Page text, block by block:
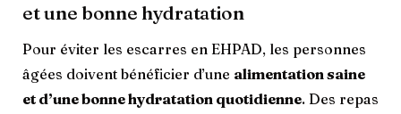
et une bonne hydratation
Pour éviter les escarres en EHPAD, les personnes
âgées doivent bénéficier d’une alimentation saine
et d’une bonne hydratation quotidienne. Des repas